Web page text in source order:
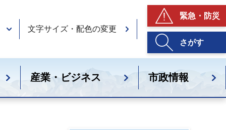
文字サイズ・配色の変更
緊急・防災
さがす
産業・ビジネス 市政情報